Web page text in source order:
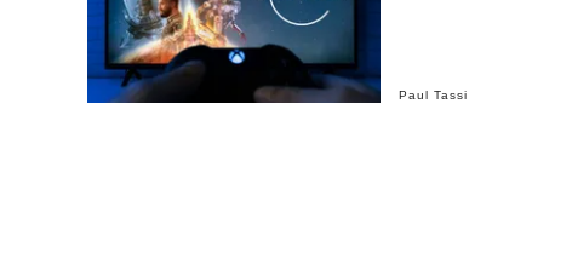
Paul Tassi